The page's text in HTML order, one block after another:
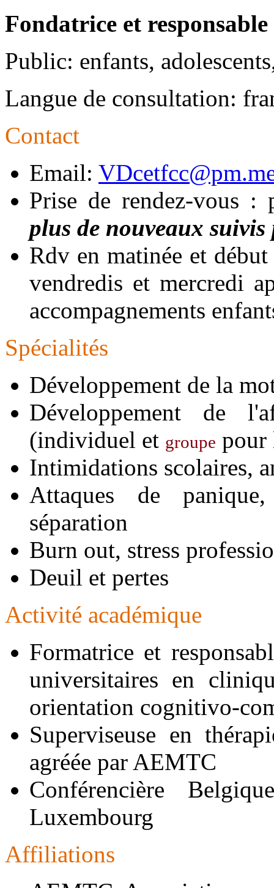
Fondatrice et
Public: enfants,
Langue de consultation:
Contact
Email:
Prise de rendez-vous
plus de nouveaux
Rdv en matinée et
vendredis et mercredi
accompagnements
Spécialités
Développement de la
Développement de
(individuel et groupe pour
Intimidations scolaires,
Attaques de
séparation
Burn out, stress
Deuil et pertes
Activité académique
Formatrice et
universitaires en
orientation cognitivo-
Superviseuse en
agréée par AEMTC
Conférencière
Luxembourg
Affiliations